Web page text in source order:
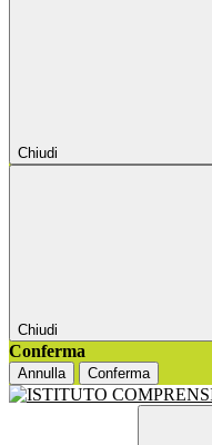
Chiudi
Chiudi
Conferma
Annulla Conferma